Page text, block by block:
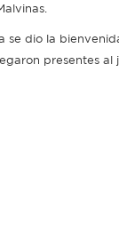
se dio la
presentes al